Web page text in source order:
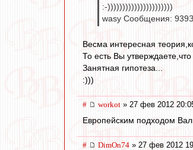
:-))))))))))))))))))))))
wasy Сообщения:
Весма интересная
То есть Вы
Занятная гипотеза...
:)))
# workоt » 27 фев 2012
Европейским подходом
# DimOn74 » 27 фев 2012